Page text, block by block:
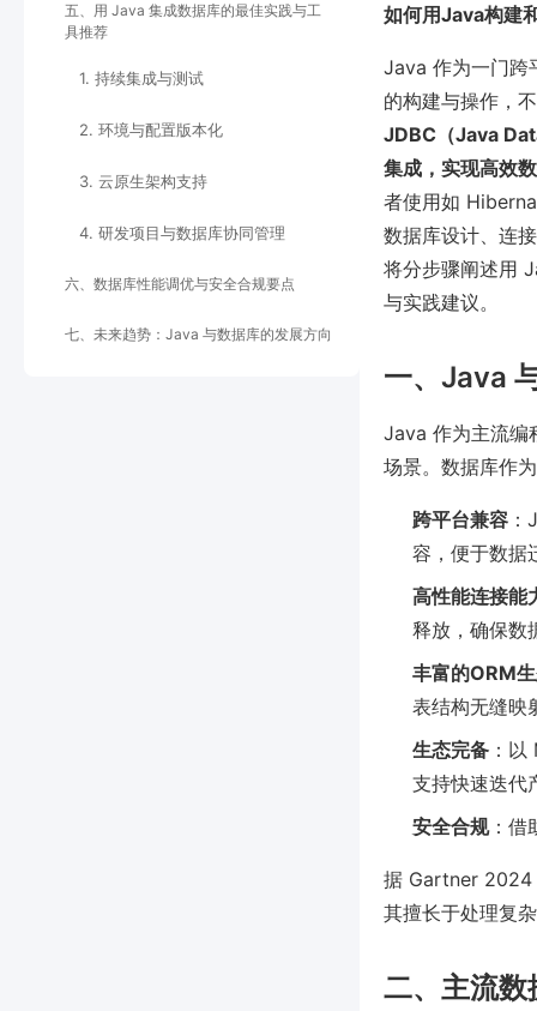
五、用 Java 集成数据库的最佳实践与工
具推荐
1. 持续集成与测试
2. 环境与配置版本化
3. 云原生架构支持
4. 研发项目与数据库协同管理
六、数据库性能调优与安全合规要点
七、未来趋势：Java 与数据库的发展方向
如何用Java构建
Java 作为一门跨
的构建与操作，
JDBC（Java
集成，实现高效
者使用如
数据库设计、连
将分步骤阐述用
与实践建议。
一、Java
Java 作为主流编
场景。数据库作
跨平台兼容
容，便于数据
高性能连接能
释放，确保数
丰富的ORM
表结构无缝映
生态完备 ：
支持快速迭代
安全合规：借
据 Gartner 2024
其擅长于处理复
二、主流数